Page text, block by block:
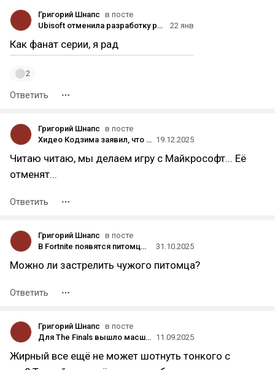
Григорий Шнапс в посте
Ubisoft отменила разработку ремейка Prince of Persia: The Sands of Time
22 янв
Как фанат серии, я рад
2
Ответить
Григорий Шнапс в посте
Хидео Кодзима заявил, что игроки могут получить намёк на суть хоррора OD, если «посмотрят тизер-трейлер 100 раз» 19.12.2025
Читаю читаю, мы делаем игру с Майкрософт... Её
отменят...
Ответить
Григорий Шнапс в посте
В Fortnite появятся питомцы-спутники
31.10.2025
Можно ли застрелить чужого питомца?
Ответить
Григорий Шнапс в посте
Для The Finals вышло масштабное обновление — с улучшенной разрушаемостью, повторами и новым оружием 11.09.2025
Жирный все ещё не может шотнуть тонкого с